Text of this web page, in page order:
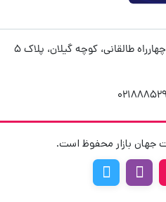
تهران، خیابان ولیعصر، بالاتر از چهارراه طالقانی، کوچه گیلان، پلاک 5
جهان بازار محفوظ است.